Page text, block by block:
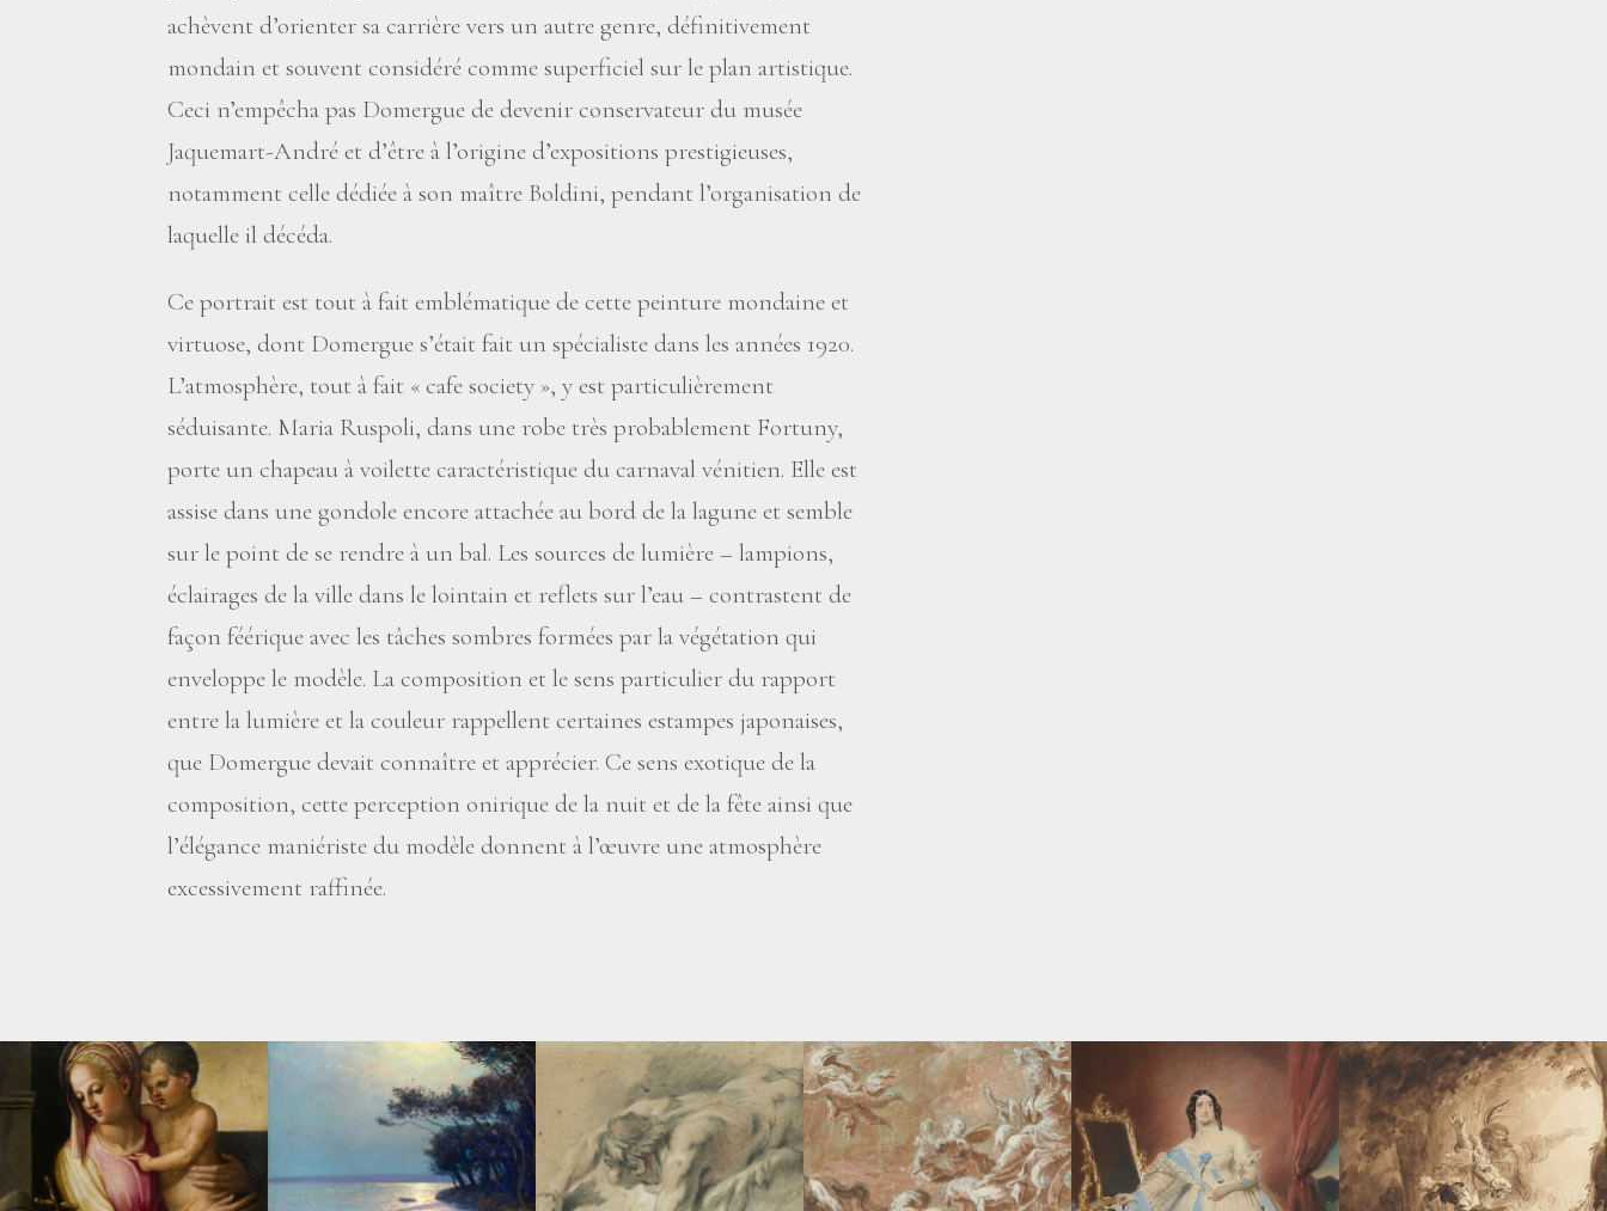
achèvent d’orienter sa carrière vers un autre genre, définitivement
mondain et souvent considéré comme superficiel sur le plan artistique.
Ceci n’empêcha pas Domergue de devenir conservateur du musée
Jaquemart-André et d’être à l’origine d’expositions prestigieuses,
notamment celle dédiée à son maître Boldini, pendant l’organisation de
laquelle il décéda.
Ce portrait est tout à fait emblématique de cette peinture mondaine et
virtuose, dont Domergue s’était fait un spécialiste dans les années 1920.
L’atmosphère, tout à fait « cafe society », y est particulièrement
séduisante. Maria Ruspoli, dans une robe très probablement Fortuny,
porte un chapeau à voilette caractéristique du carnaval vénitien. Elle est
assise dans une gondole encore attachée au bord de la lagune et semble
sur le point de se rendre à un bal. Les sources de lumière – lampions,
éclairages de la ville dans le lointain et reflets sur l’eau – contrastent de
façon féérique avec les tâches sombres formées par la végétation qui
enveloppe le modèle. La composition et le sens particulier du rapport
entre la lumière et la couleur rappellent certaines estampes japonaises,
que Domergue devait connaître et apprécier. Ce sens exotique de la
composition, cette perception onirique de la nuit et de la fête ainsi que
l’élégance maniériste du modèle donnent à l’œuvre une atmosphère
excessivement raffinée.